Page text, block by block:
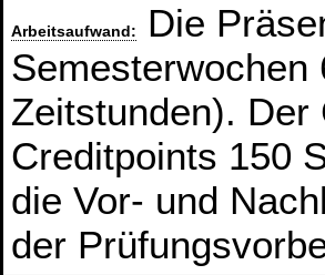
Arbeitsaufwand:
Die
Semesterwochen
Zeitstunden).
Creditpoints 150
die Vor- und
der